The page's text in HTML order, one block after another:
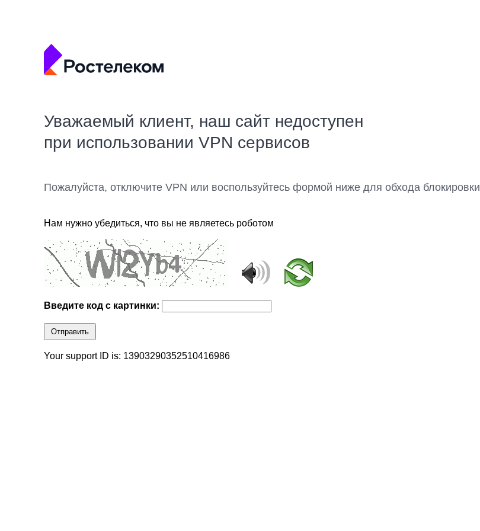
Уважаемый клиент, наш сайт недоступен
при использовании VPN сервисов
Пожалуйста, отключите VPN или воспользуйтесь формой ниже для обхода блокировки
Нам нужно убедиться, что вы не являетесь роботом
Введите код с картинки:
Отправить
Your support ID is: 13903290352510416986